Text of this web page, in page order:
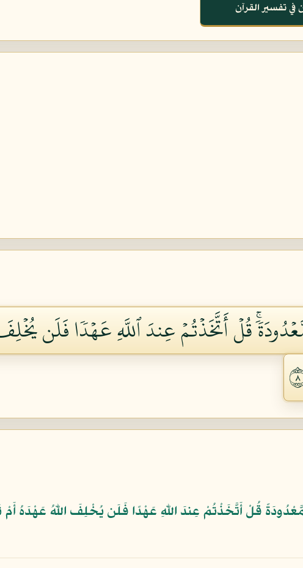
في تفسير القرآن
مَّعۡدُودَةٗۚ قُلۡ أَتَّخَذۡتُمۡ عِندَ ٱللَّهِ عَهۡدٗا فَلَن
مَّعْدُودَةً قُلْ أَتَّخَذْتُمْ عِندَ اللّهِ عَهْدًا فَلَن يُخْلِفَ اللّهُ عَهْدَهُ أَمْ